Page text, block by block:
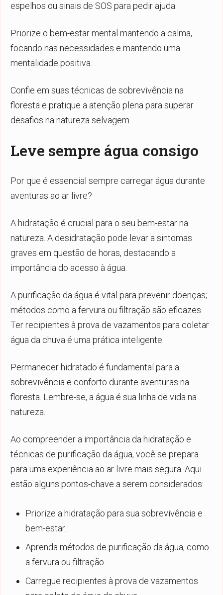
espelhos ou sinais de SOS para pedir ajuda.
Priorize o bem-estar mental mantendo a calma,
focando nas necessidades e mantendo uma
mentalidade positiva.
Confie em suas técnicas de sobrevivência na
floresta e pratique a atenção plena para superar
desafios na natureza selvagem.
Leve sempre água consigo
Por que é essencial sempre carregar água durante
aventuras ao ar livre?
A hidratação é crucial para o seu bem-estar na
natureza. A desidratação pode levar a sintomas
graves em questão de horas, destacando a
importância do acesso à água.
A purificação da água é vital para prevenir doenças;
métodos como a fervura ou filtração são eficazes.
Ter recipientes à prova de vazamentos para coletar
água da chuva é uma prática inteligente.
Permanecer hidratado é fundamental para a
sobrevivência e conforto durante aventuras na
floresta. Lembre-se, a água é sua linha de vida na
natureza.
Ao compreender a importância da hidratação e
técnicas de purificação da água, você se prepara
para uma experiência ao ar livre mais segura. Aqui
estão alguns pontos-chave a serem considerados:
Priorize a hidratação para sua sobrevivência e
bem-estar.
Aprenda métodos de purificação da água, como
a fervura ou filtração.
Carregue recipientes à prova de vazamentos